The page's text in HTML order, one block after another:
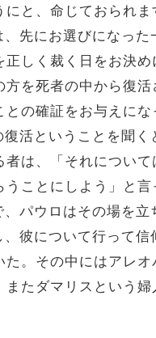
にと、命じておられま
先にお選びになった
正しく裁く日をお決
方を死者の中から復活
との確証をお与えにな
活ということを聞く
者は、「それについて
うことにしよう」と言
パウロはその場を立
彼について行って信
た。その中にはアレ
またダマリスという